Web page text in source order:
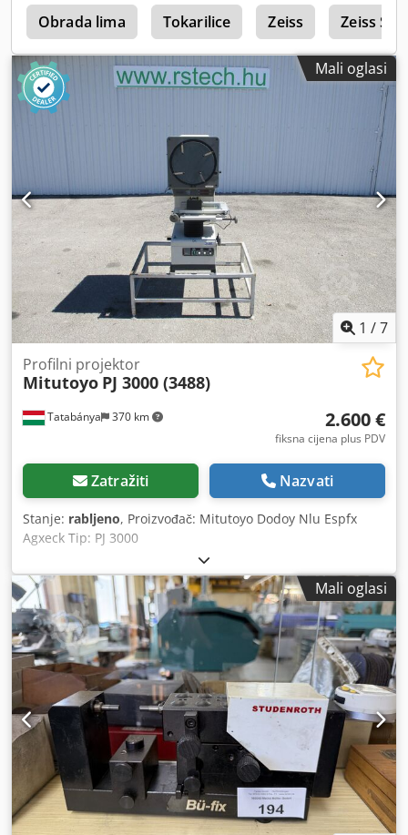
Obrada lima Tokarilice Zeiss Zeiss
Mali oglasi
1 /7
Tatabánya 370 km
Profilni projektor
Mitutoyo PJ 3000 (3488)
2.600 €
fiksna cijena plus PDV
Zatražiti Nazvati
Stanje: rabljeno, Proizvođač: Mitutoyo Dodoy Nlu Espfx
Agxeck Tip: PJ 3000
Mali oglasi